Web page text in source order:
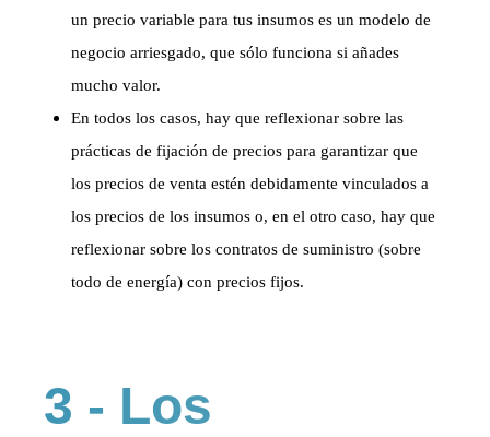
un precio variable para tus insumos es un modelo de
negocio arriesgado, que sólo funciona si añades
mucho valor.
En todos los casos, hay que reflexionar sobre las
prácticas de fijación de precios para garantizar que
los precios de venta estén debidamente vinculados a
los precios de los insumos o, en el otro caso, hay que
reflexionar sobre los contratos de suministro (sobre
todo de energía) con precios fijos.
3 - Los